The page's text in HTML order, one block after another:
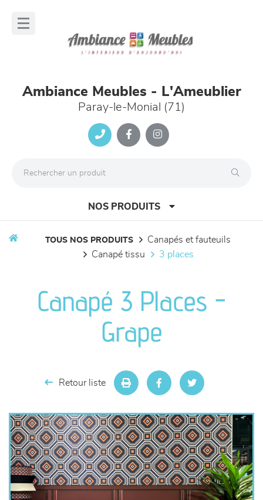
Ambiance Meubles - L'Ameublier
Paray-le-Monial (71)
NOS PRODUITS
séjours
meubles de complément
décoration
TOUS NOS PRODUITS
canapés et fauteuils
canapé tissu
3 places
Canapé 3 Places -
Grape
Retour liste